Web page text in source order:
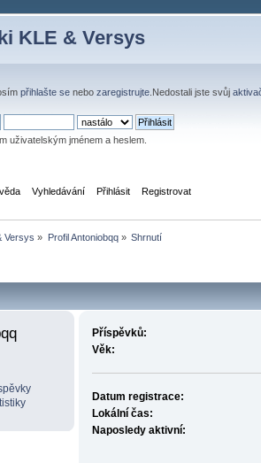
KLE & Versys
přihlašte se nebo zaregistrujte .Nedostali jste svůj
uživatelským jménem a heslem.
Vyhledávání Přihlásit Registrovat
Versys » Profil Antoniobqq» Shrnutí
Příspěvků:
Věk:
Datum registrace:
Lokální čas:
Naposledy aktivní: